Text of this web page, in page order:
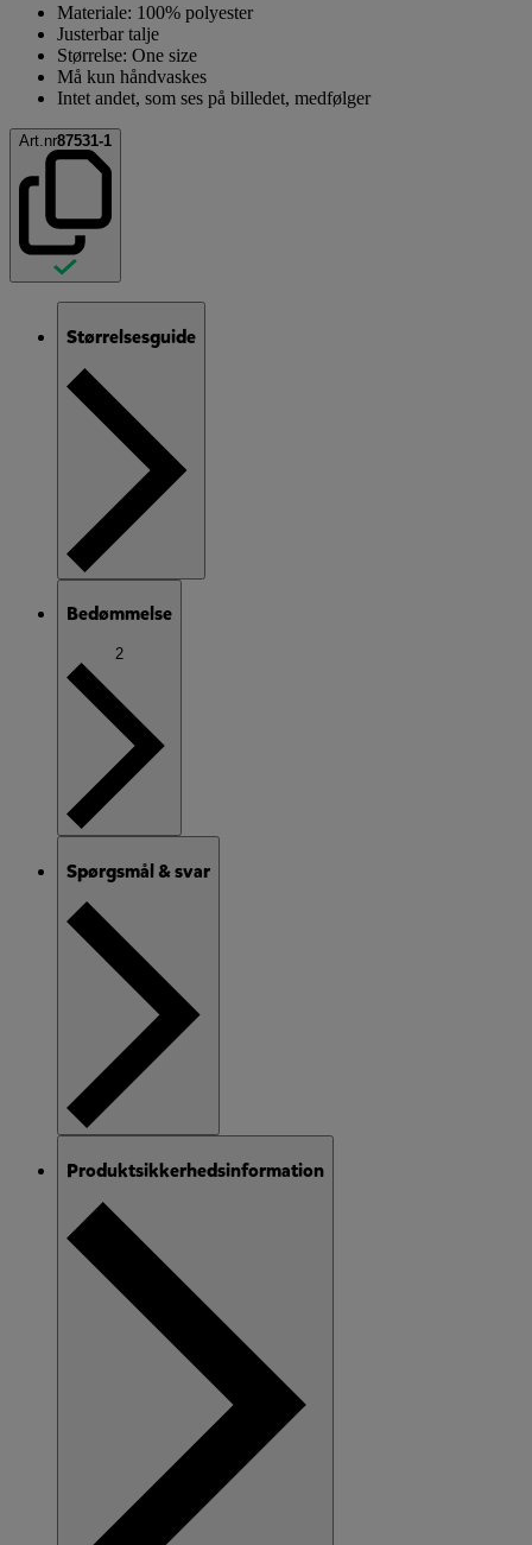
Materiale: 100% polyester
Justerbar talje
Størrelse: One size
Må kun håndvaskes
Intet andet, som ses på billedet, medfølger
Art.nr87531-1
Størrelsesguide
Bedømmelse
2
Spørgsmål & svar
Produktsikkerhedsinformation